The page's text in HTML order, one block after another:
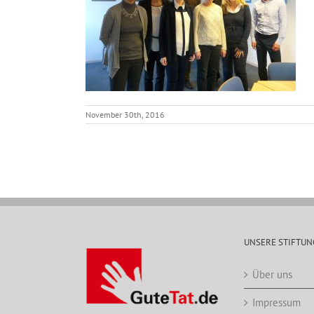
November 30th, 2016
UNSERE
Über uns
Impressum